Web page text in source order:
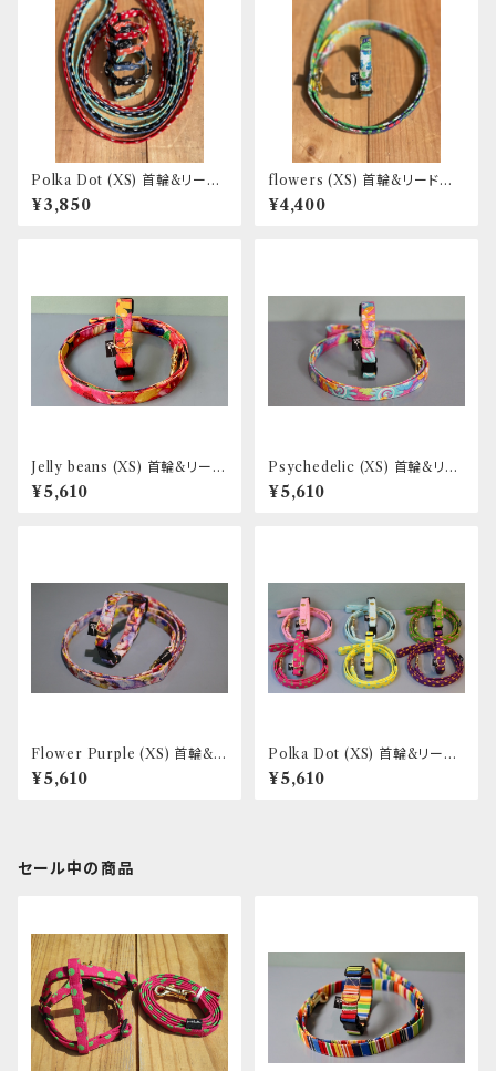
Polka Dot (XS) 首輪&リード
セット _ 超小型犬・幼犬向き _
フントヒュッテオリジナル
¥3,850
flowers (XS) 首輪&リードセッ
ト _ 超小型犬・幼犬向き _ フン
トヒュッテオリジナル
¥4,400
Jelly beans (XS) 首輪&リード
セット _ フントヒュッテオリジナ
ル
¥5,610
Psychedelic (XS) 首輪&リー
ドセット _ フントヒュッテオリジ
ナル
¥5,610
Flower Purple (XS) 首輪&リ
ードセット _ フントヒュッテオリ
ジナル
¥5,610
Polka Dot (XS) 首輪&リード
セット _ フントヒュッテオリジナ
ル
¥5,610
セール中の商品